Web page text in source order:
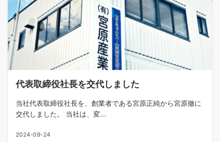
代表取締役社長を交代しました
当社代表取締役社長を、創業者である宮原正純から宮原徹に
交代しました。 当社は、変...
2024-09-24